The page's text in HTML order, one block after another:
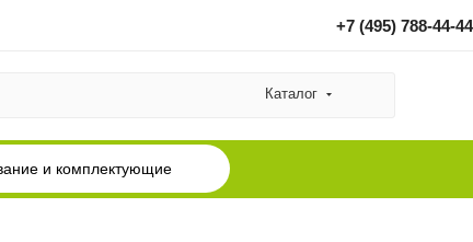
+7 (495) 788-44-44
Каталог
и комплектующие